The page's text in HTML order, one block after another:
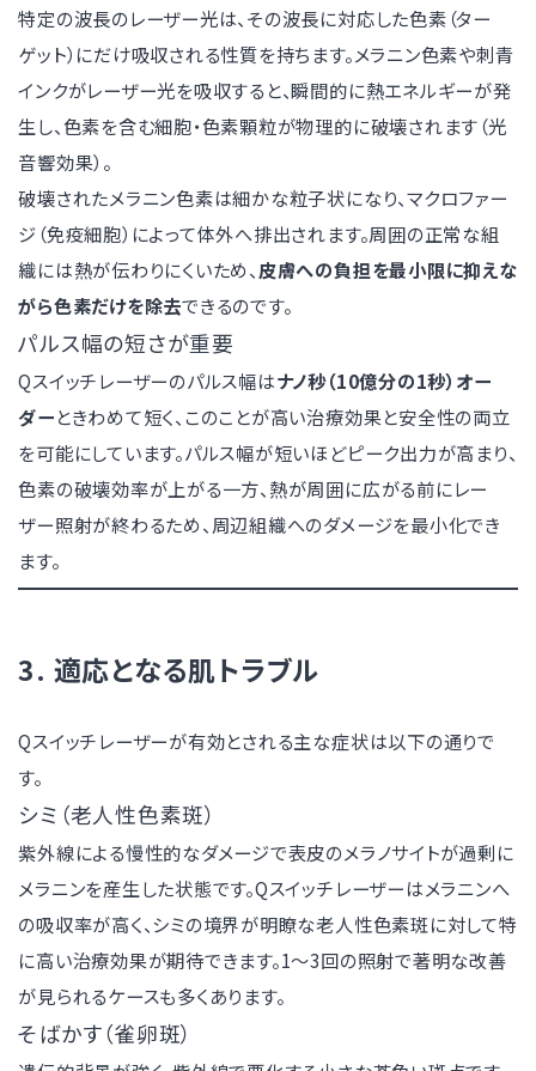
特定の波長のレーザー光は、その波長に対応した色素（ター
ゲット）にだけ吸収される性質を持ちます。メラニン色素や刺青
インクがレーザー光を吸収すると、瞬間的に熱エネルギーが発
生し、色素を含む細胞・色素顆粒が物理的に破壊されます（光
音響効果）。
破壊されたメラニン色素は細かな粒子状になり、マクロファー
ジ（免疫細胞）によって体外へ排出されます。周囲の正常な組
織には熱が伝わりにくいため、 皮膚への負担を最小限に抑えな
がら色素だけを除去できるのです。
パルス幅の短さが重要
Qスイッチレーザーのパルス幅はナノ秒（10億分の1秒）オー
ダーときわめて短く、このことが高い治療効果と安全性の両立
を可能にしています。パルス幅が短いほどピーク出力が高まり、
色素の破壊効率が上がる一方、熱が周囲に広がる前にレー
ザー照射が終わるため、周辺組織へのダメージを最小化でき
ます。
3. 適応となる肌トラブル
Qスイッチレーザーが有効とされる主な症状は以下の通りで
す。
シミ（老人性色素斑）
紫外線による慢性的なダメージで表皮のメラノサイトが過剰に
メラニンを産生した状態です。Qスイッチレーザーはメラニンへ
の吸収率が高く、シミの境界が明瞭な老人性色素斑に対して特
に高い治療効果が期待できます。1〜3回の照射で著明な改善
が見られるケースも多くあります。
そばかす（雀卵斑）